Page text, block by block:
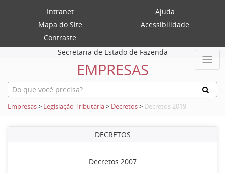
Intranet
Ajuda
Mapa do Site
Acessibilidade
Contraste
Secretaria de Estado de Fazenda
EMPRESAS
Empresas> Legislação Tributária> Decretos> Decretos 2019
DECRETOS
Decretos 2007